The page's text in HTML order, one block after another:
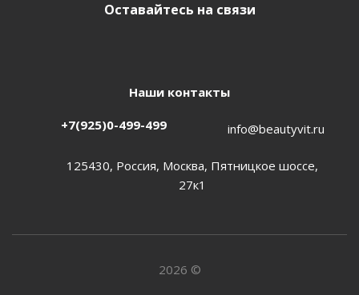
Оставайтесь на связи
Наши контакты
+7(925)0-499-499 info@beautyvit.ru
125430, Россия, Москва, Пятницкое шоссе,
27к1
2026 ©